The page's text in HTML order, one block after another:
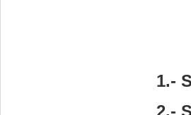
1.-
2.-